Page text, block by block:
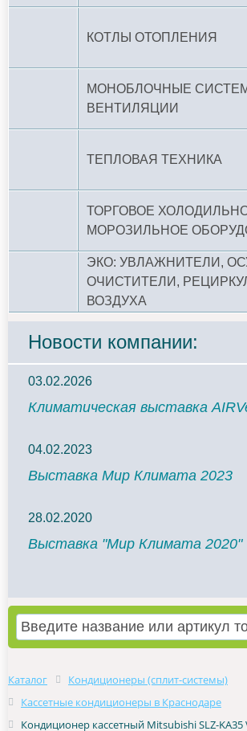
КОТЛЫ ОТОПЛЕНИЯ
МОНОБЛОЧНЫЕ
ВЕНТИЛЯЦИИ
ТЕПЛОВАЯ ТЕХНИКА
ТОРГОВОЕ
МОРОЗИЛЬНОЕ
ЭКО: УВЛАЖНИТЕЛИ,
ОЧИСТИТЕЛИ,
ВОЗДУХА
Новости компании:
03.02.2026
Климатическая выставка
04.02.2023
Выставка Мир Климата 2023
28.02.2020
Выставка "Мир Климата 2020"
Каталог
Кондиционеры (сплит-системы)
Кассетные кондиционеры в Краснодаре
Кондиционер кассетный Mitsubishi SLZ-KA35